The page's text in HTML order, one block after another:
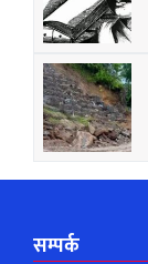
सम्पर्क